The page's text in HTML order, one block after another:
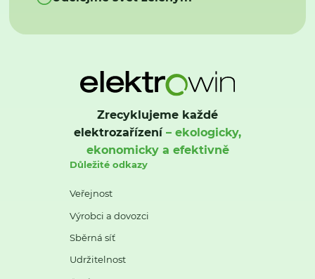
Zrecyklujeme každé
elektrozařízení– ekologicky,
ekonomicky a efektivně
Důležité odkazy
Veřejnost
Výrobci a dovozci
Sběrná síť
Udržitelnost